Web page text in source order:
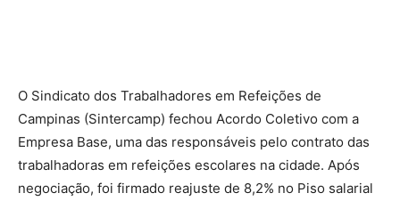
O Sindicato dos Trabalhadores em Refeições de
Campinas (Sintercamp) fechou Acordo Coletivo com a
Empresa Base, uma das responsáveis pelo contrato das
trabalhadoras em refeições escolares na cidade. Após
negociação, foi firmado reajuste de 8,2% no Piso salarial